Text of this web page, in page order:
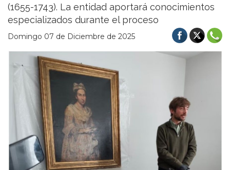
(1655-1743). La entidad aportará conocimientos
especializados durante el proceso
Domingo 07 de Diciembre de 2025